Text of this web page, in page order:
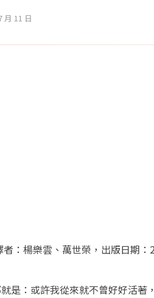
月 11 日
：楊樂雲、萬世榮，出版日期
是：或許我從來就不曾好好活著